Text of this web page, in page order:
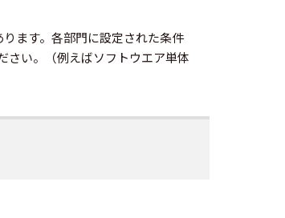
ます。各部門に設定された条件
さい。（例えばソフトウエア単体